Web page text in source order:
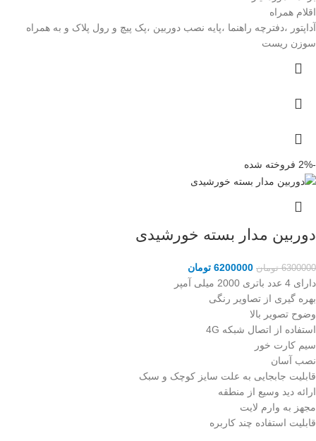
اقلام همراه
آداپتور ،دفترچه راهنما ،پایه نصب دوربین ،پک پیچ و رول پلاک و به همراه
سوزن ریست
-2% فروخته شده
دوربین مدار بسته خورشیدی
6300000 تومان 6200000 تومان
دارای 4 عدد باتری 2000 میلی آمپر
بهره گیری از تصاویر رنگی
وضوح تصویر بالا
استفاده از اتصال شبکه 4G
سیم کارت خور
نصب آسان
قابلیت جابجایی به علت سایز کوچک و سبک
ارائه دید وسیع از منطقه
مجهز به وارم لایت
قابلیت استفاده چند کاربره